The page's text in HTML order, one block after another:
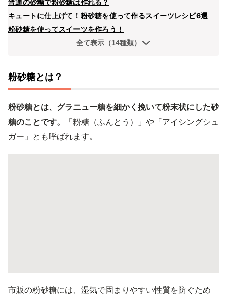
普通の砂糖で粉砂糖は作れる？
キュートに仕上げて！粉砂糖を使って作るスイーツレシピ6選
粉砂糖を使ってスイーツを作ろう！
全て表示（14種類）
粉砂糖とは？
粉砂糖とは、グラニュー糖を細かく挽いて粉末状にした砂
糖のことです。
「粉糖（ふんとう）」や「アイシングシュ
ガー」とも呼ばれます。
市販の粉砂糖には、湿気で固まりやすい性質を防ぐため